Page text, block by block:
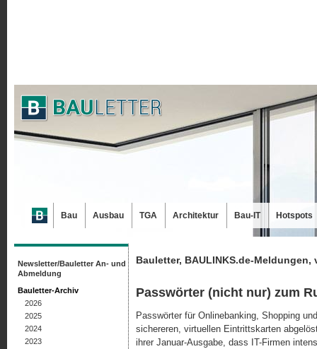
Bauletter, BAULINKS.de-Meldungen,
Passwörter (nicht nur) zum
Passwörter für Onlinebanking, Shopping
sichereren, virtuellen Eintrittskarten
ihrer Januar-Ausgabe, dass IT-Firmen
Newsletter/Bauletter An- und
Abmeldung
Bauletter-Archiv
2026
2025
2024
2023
Bau Ausbau TGA Architektur Bau-IT Hotspots